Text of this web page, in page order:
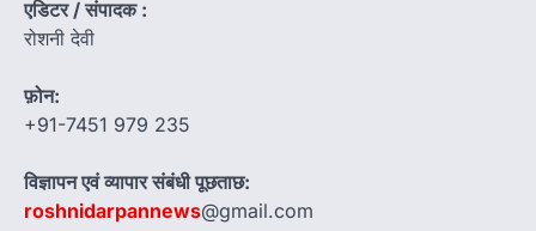
एडिटर / संपादक :
रोशनी देवी
फ़ोन:
+91-7451 979 235
विज्ञापन एवं व्यापार संबंधी पूछताछ:
roshnidarpannews@gmail.com